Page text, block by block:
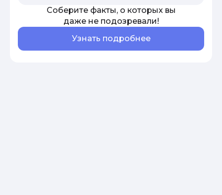
Соберите факты, о которых вы
даже не подозревали!
Узнать подробнее